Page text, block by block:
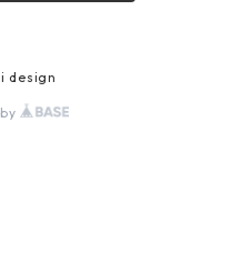
design
by